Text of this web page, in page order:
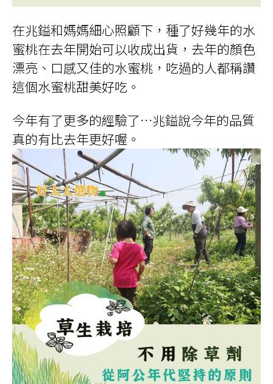
在兆鎰和媽媽細心照顧下，種了好幾年的水
蜜桃在去年開始可以收成出貨，去年的顏色
漂亮、口感又佳的水蜜桃，吃過的人都稱讚
這個水蜜桃甜美好吃。
今年有了更多的經驗了…兆鎰說今年的品質
真的有比去年更好喔。